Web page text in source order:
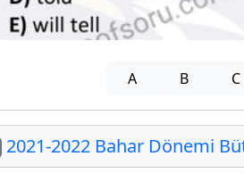
A B C
2021-2022 Bahar Dönemi